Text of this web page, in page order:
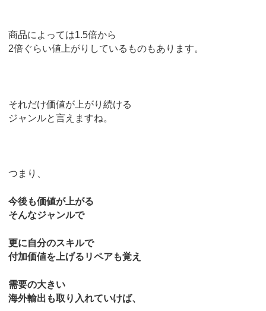
商品によっては1.5倍から
2倍ぐらい値上がりしているものもあります。
それだけ価値が上がり続ける
ジャンルと言えますね。
つまり、
今後も価値が上がる
そんなジャンルで
更に自分のスキルで
付加価値を上げるリペアも覚え
需要の大きい
海外輸出も取り入れていけば、